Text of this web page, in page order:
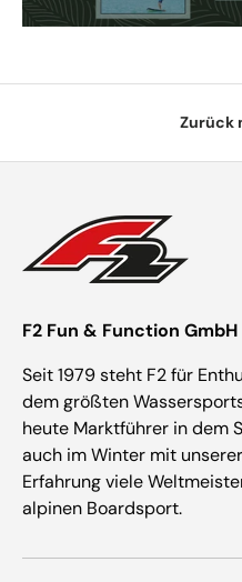
Zurück
F2 Fun & Function GmbH
Seit 1979 steht F2 für
dem größten
heute Marktführer in dem
auch im Winter mit
Erfahrung viele
alpinen Boardsport.